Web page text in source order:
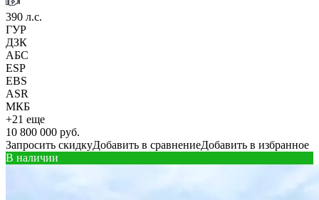
390 л.с.
ГУР
ДЗК
АБС
ESP
EBS
ASR
МКБ
+21 еще
10 800 000 руб.
Запросить скидкуДобавить в сравнениеДобавить в избранное
В наличии